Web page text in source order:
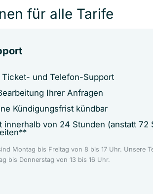
für alle Tarife
Ticket- und Telefon-Support
Ihrer Anfragen
Kündigungsfrist kündbar
innerhalb von 24 Stunden (anstatt
Montag bis Freitag von 8 bis 17 Uhr. Unsere
bis Donnerstag von 13 bis 16 Uhr.